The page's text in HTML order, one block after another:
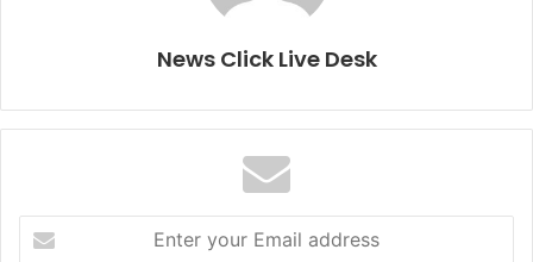
News Click Live Desk